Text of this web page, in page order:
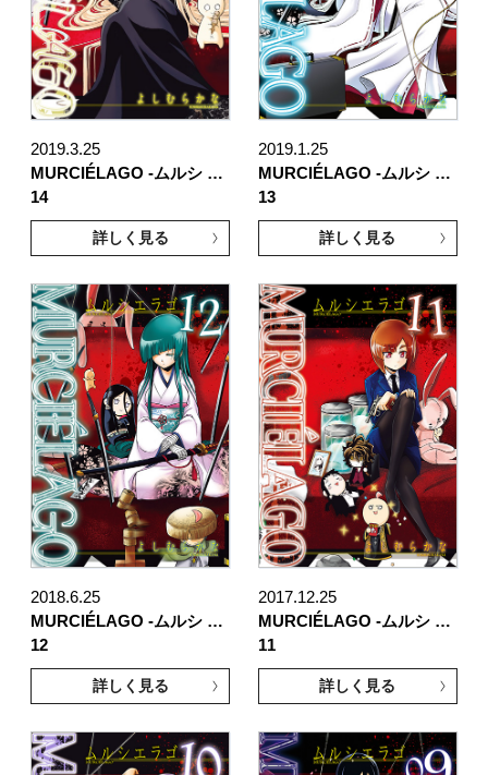
2019.3.25
MURCIÉLAGO -ムルシ …
14
詳しく見る
2019.1.25
MURCIÉLAGO -ムルシ …
13
詳しく見る
2018.6.25
MURCIÉLAGO -ムルシ …
12
詳しく見る
2017.12.25
MURCIÉLAGO -ムルシ …
11
詳しく見る